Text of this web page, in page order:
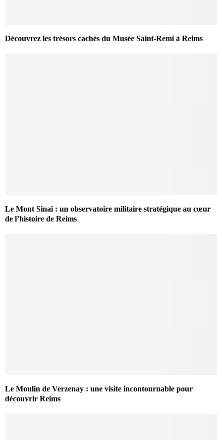
Découvrez les trésors cachés du Musée Saint-Remi à Reims
Le Mont Sinaï : un observatoire militaire stratégique au cœur
de l’histoire de Reims
Le Moulin de Verzenay : une visite incontournable pour
découvrir Reims